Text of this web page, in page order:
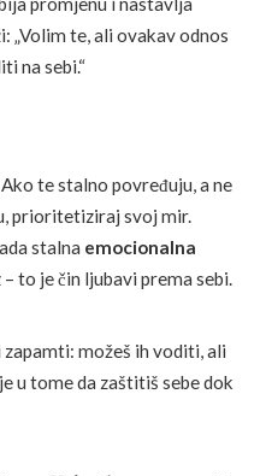
„Volim te, ali ovakav odnos
na sebi.“
te stalno povređuju, a ne
prioritetiziraj svoj mir.
stalna emocionalna
to je čin ljubavi prema sebi.
možeš ih voditi, ali
u tome da zaštitiš sebe dok